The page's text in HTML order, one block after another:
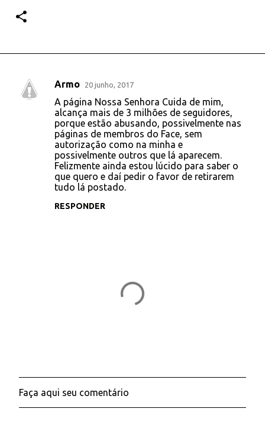
C
Armo 20 junho, 2017
A página Nossa Senhora Cuida de mim,
alcança mais de 3 milhões de seguidores,
porque estão abusando, possivelmente nas
páginas de membros do Face, sem
autorização como na minha e
possivelmente outros que lá aparecem.
Felizmente ainda estou lúcido para saber o
que quero e daí pedir o favor de retirarem
tudo lá postado.
RESPONDER
P
o
Faça aqui seu comentário